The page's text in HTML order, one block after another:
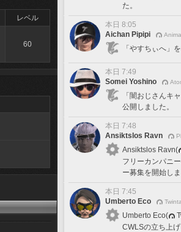
レベル
60
た。
本日 8:05
Aichan Pipipi
「やすちぃへ」
本日 7:49
Somei Yoshino
「闇おじさんキ
公開しました。
本日 7:48
Ansiktslos Ravn
Ansiktslos Ravn(
フリーカンパニ
ー募集を開始しま
本日 7:45
Umberto Eco
Umberto Eco(
CWLSの立ち上